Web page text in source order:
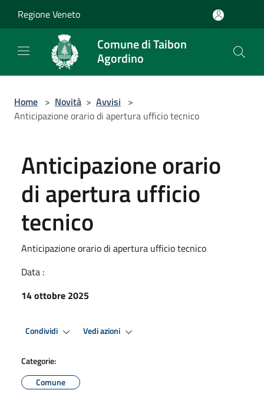
Regione Veneto
Comune di Taibon
Agordino
Home > Novità > Avvisi >
Anticipazione orario di apertura ufficio tecnico
Anticipazione orario
di apertura ufficio
tecnico
Anticipazione orario di apertura ufficio tecnico
Data :
14 ottobre 2025
Condividi Vedi azioni
Categorie:
Comune